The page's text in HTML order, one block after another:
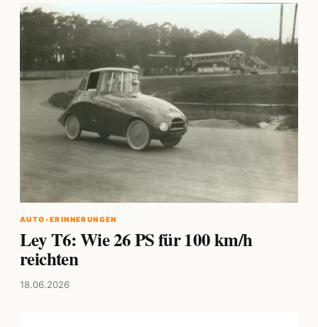
AUTO-ERINNERUNGEN
Ley T6: Wie 26 PS für 100 km/h
reichten
18.06.2026